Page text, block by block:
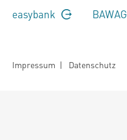
easybank BAWAG
Impressum | Datenschutz